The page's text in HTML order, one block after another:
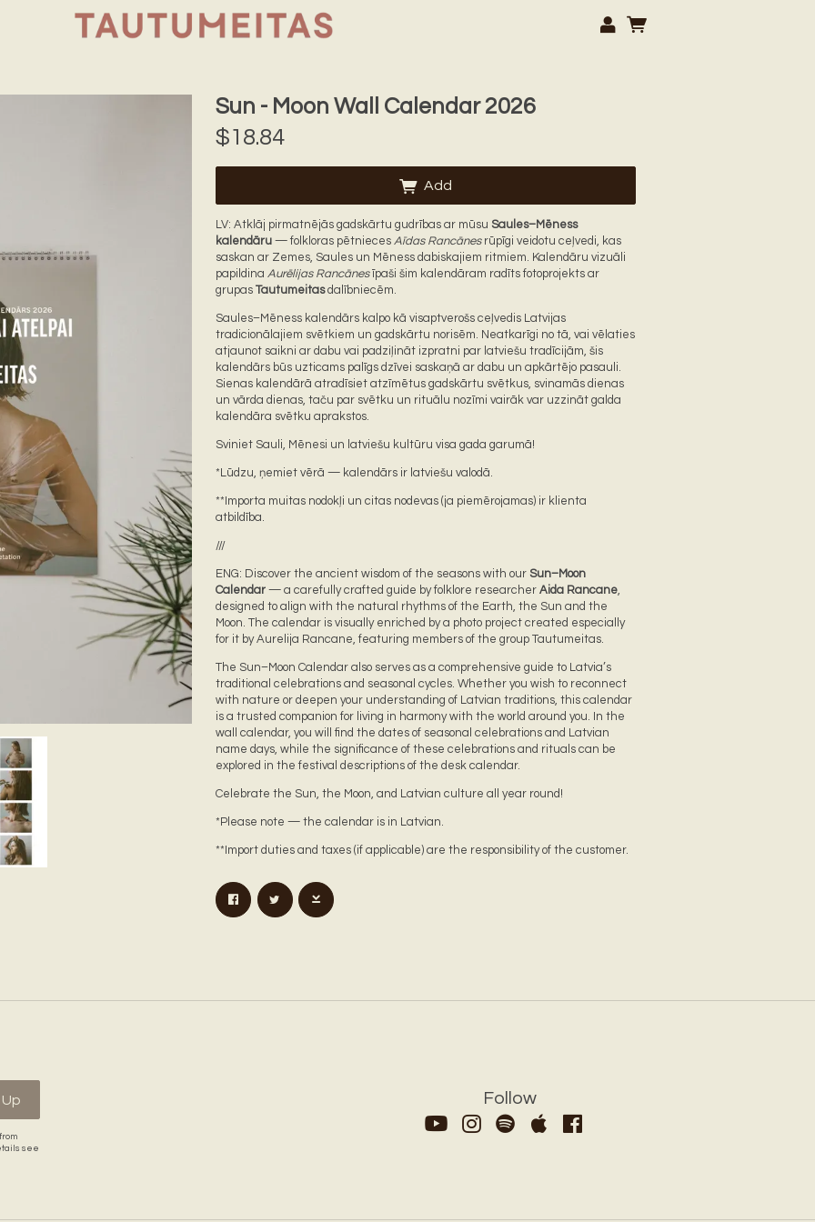
Sun - Moon Wall Calendar 2026
$18.84
Add
LV: Atklāj pirmatnējās gadskārtu gudrības ar mūsu Saules–Mēness
kalendāru — folkloras pētnieces Aīdas Rancānesrūpīgi veidotu ceļvedi, kas
saskan ar Zemes, Saules un Mēness dabiskajiem ritmiem. Kalendāru vizuāli
papildina Aurēlijas Rancānesīpaši šim kalendāram radīts fotoprojekts ar
grupas Tautumeitasdalībniecēm.
Saules–Mēness kalendārs kalpo kā visaptverošs ceļvedis Latvijas
tradicionālajiem svētkiem un gadskārtu norisēm. Neatkarīgi no tā, vai vēlaties
atjaunot saikni ar dabu vai padziļināt izpratni par latviešu tradīcijām, šis
kalendārs būs uzticams palīgs dzīvei saskaņā ar dabu un apkārtējo pasauli.
Sienas kalendārā atradīsiet atzīmētus gadskārtu svētkus, svinamās dienas
un vārda dienas, taču par svētku un rituālu nozīmi vairāk var uzzināt galda
kalendāra svētku aprakstos.
Sviniet Sauli, Mēnesi un latviešu kultūru visa gada garumā!
*Lūdzu, ņemiet vērā — kalendārs ir latviešu valodā.
**Importa muitas nodokļi un citas nodevas (ja piemērojamas) ir klienta
atbildība.
///
ENG: Discover the ancient wisdom of the seasons with our Sun–Moon
Calendar — a carefully crafted guide by folklore researcher Aida Rancane,
designed to align with the natural rhythms of the Earth, the Sun and the
Moon. The calendar is visually enriched by a photo project created especially
for it by Aurelija Rancane, featuring members of the group Tautumeitas.
The Sun–Moon Calendar also serves as a comprehensive guide to Latvia’s
traditional celebrations and seasonal cycles. Whether you wish to reconnect
with nature or deepen your understanding of Latvian traditions, this calendar
is a trusted companion for living in harmony with the world around you. In the
wall calendar, you will find the dates of seasonal celebrations and Latvian
name days, while the significance of these celebrations and rituals can be
explored in the festival descriptions of the desk calendar.
Celebrate the Sun, the Moon, and Latvian culture all year round!
*Please note — the calendar is in Latvian.
**Import duties and taxes (if applicable) are the responsibility of the customer.
see
Follow
Email Address Sign Up
By signing up you agree to receive news and offers from Tautumeitas. You can
unsubscribe at any time. For more details see theprivacy policy .